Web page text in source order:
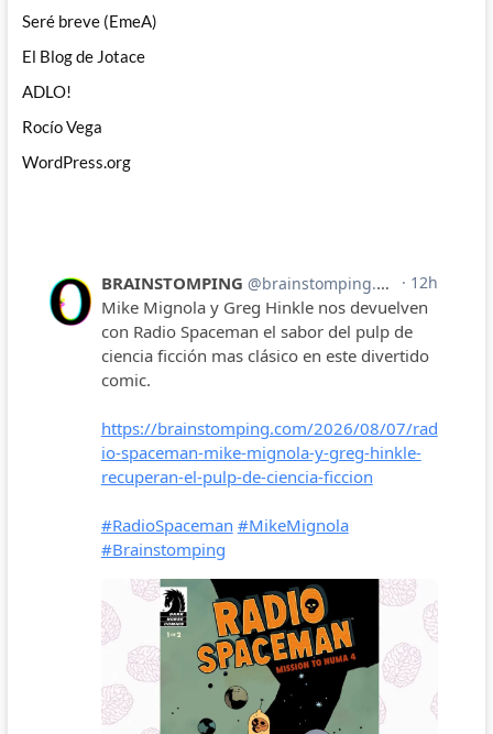
Seré breve (EmeA)
El Blog de Jotace
ADLO!
Rocío Vega
WordPress.org